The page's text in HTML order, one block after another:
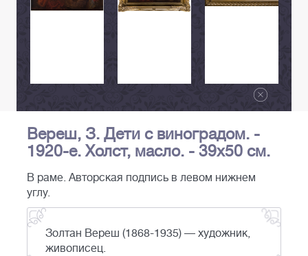
Вереш, З. Дети с виноградом. -
1920-е. Холст, масло. - 39х50 см.
В раме. Авторская подпись в левом нижнем
углу.
Золтан Вереш (1868-1935) — художник,
живописец.